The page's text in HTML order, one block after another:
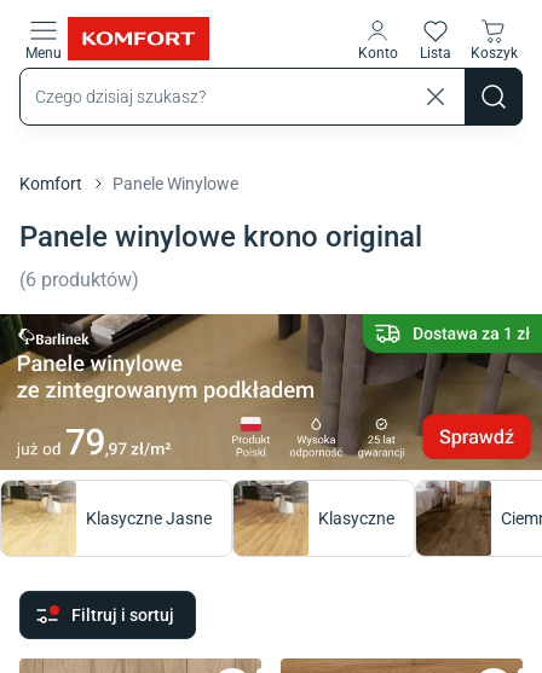
Menu Konto Lista Koszyk
Komfort Panele Winylowe
Panele winylowe krono original
(6 produktów)
Klasyczne Jasne Klasyczne
Filtruj i sortuj